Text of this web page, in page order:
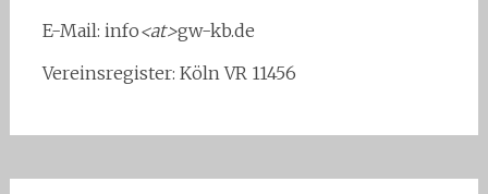
E-Mail: info<at>gw-kb.de
Vereinsregister: Köln VR 11456